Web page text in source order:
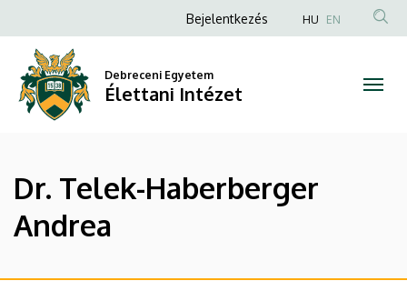
Telek-
Haberberger
Andrea
Élettani
Intézet
a
tartalomra
Anonim
fiók
menüje
Bejelentkezés HU EN
Debreceni Egyetem
Élettani Intézet
Dr. Telek-Haberberger
Andrea